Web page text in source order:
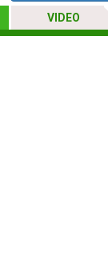
VIDEO